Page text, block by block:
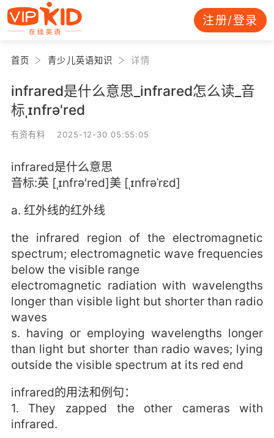
注册/登录
首页 青少儿英语知识 详情
infrared是什么意思_infrared怎么读_音
标ˌɪnfrə'red
有资有料 2025-12-30 05:55:05
infrared是什么意思
音标:英 [ˌɪnfrə'red]美 [ˌɪnfrəˈrɛd]
a. 红外线的红外线
the infrared region of the electromagnetic
spectrum; electromagnetic wave frequencies
below the visible range
electromagnetic radiation with wavelengths
longer than visible light but shorter than radio
waves
s. having or employing wavelengths longer
than light but shorter than radio waves; lying
outside the visible spectrum at its red end
infrared的用法和例句：
1. They zapped the other cameras with
infrared.